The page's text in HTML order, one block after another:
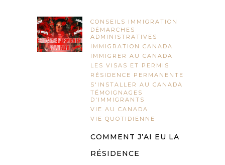
CONSEILS IMMIGRATION
DÉMARCHES
ADMINISTRATIVES
IMMIGRATION CANADA
IMMIGRER AU CANADA
LES VISAS ET PERMIS
RÉSIDENCE PERMANENTE
S'INSTALLER AU CANADA
TÉMOIGNAGES
D'IMMIGRANTS
VIE AU CANADA
VIE QUOTIDIENNE
COMMENT J’AI EU LA
RÉSIDENCE